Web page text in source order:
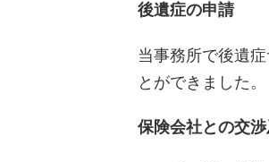
後遺症の申請
当事務所で後遺
とができました。
保険会社との交渉